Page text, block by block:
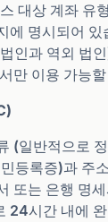
대상 계좌 유
에 명시되어
인과 역외 법
만 이용 가능
(일반적으로
등록증)과 주
또는 은행 명
24시간 내에